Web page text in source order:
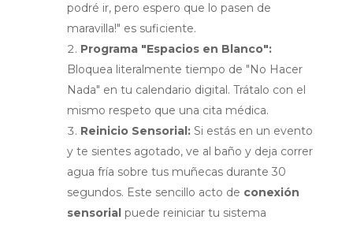
podré ir, pero espero que lo pasen de
maravilla!" es suficiente.
Programa "Espacios en Blanco":
Bloquea literalmente tiempo de "No Hacer
Nada" en tu calendario digital. Trátalo con el
mismo respeto que una cita médica.
Reinicio Sensorial:Si estás en un evento
y te sientes agotado, ve al baño y deja correr
agua fría sobre tus muñecas durante 30
segundos. Este sencillo acto de conexión
sensorialpuede reiniciar tu sistema